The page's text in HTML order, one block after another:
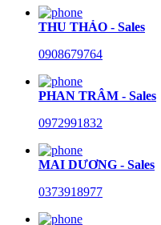
THU THẢO - Sales
0908679764
PHAN TRÂM - Sales
0972991832
MAI DƯƠNG - Sales
0373918977